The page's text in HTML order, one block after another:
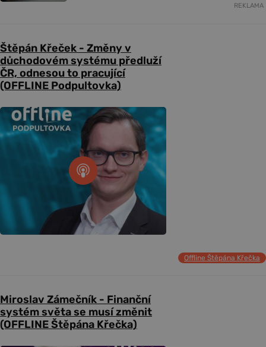
REKLAMA
Štěpán Křeček - Změny v
důchodovém systému předluží
ČR, odnesou to pracující
(OFFLINE Podpultovka)
Offline Štěpána Křečka
Miroslav Zámečník - Finanční
systém světa se musí změnit
(OFFLINE Štěpána Křečka)